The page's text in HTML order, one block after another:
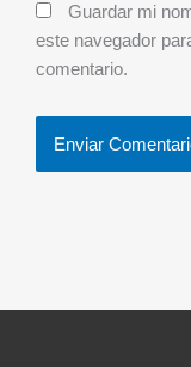
Guardar mi
este navegador
comentario.